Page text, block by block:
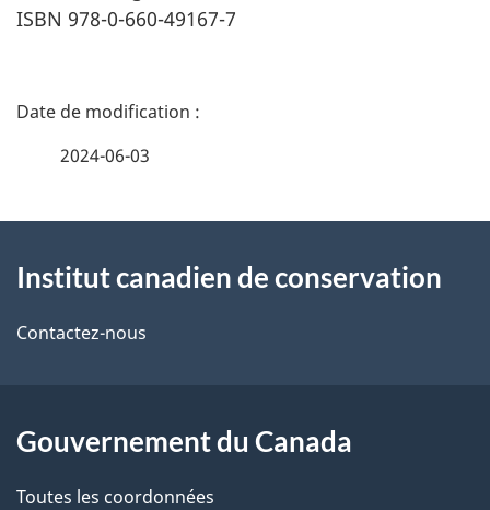
ISBN 978-0-660-49167-7
D
i
l
d
e
2024-06-03
propos
de
site
Institut canadien de conservation
Contactez-nous
Gouvernement du Canada
Toutes les coordonnées